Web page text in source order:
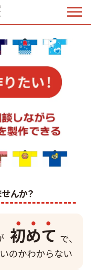
んか？